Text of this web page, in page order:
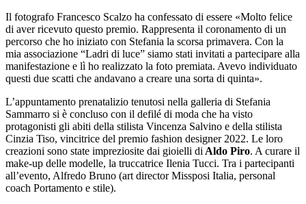
Il fotografo Francesco Scalzo ha confessato di essere «Molto felice
di aver ricevuto questo premio. Rappresenta il coronamento di un
percorso che ho iniziato con Stefania la scorsa primavera. Con la
mia associazione “Ladri di luce” siamo stati invitati a partecipare alla
manifestazione e lì ho realizzato la foto premiata. Avevo individuato
questi due scatti che andavano a creare una sorta di quinta».
L’appuntamento prenatalizio tenutosi nella galleria di Stefania
Sammarro si è concluso con il defilé di moda che ha visto
protagonisti gli abiti della stilista Vincenza Salvino e della stilista
Cinzia Tiso, vincitrice del premio fashion designer 2022. Le loro
creazioni sono state impreziosite dai gioielli di Aldo Piro. A curare il
make-up delle modelle, la truccatrice Ilenia Tucci. Tra i partecipanti
all’evento, Alfredo Bruno (art director Missposi Italia, personal
coach Portamento e stile).